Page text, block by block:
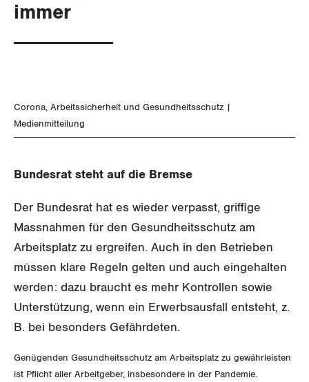
Verteilung
SOZIALPOLITIK
Arbeitslosenversicherung
Unfallversicherung
Gesundheit
Verkehr
Kommunikation und Medien
GLEICHSTELLUNG
Schweiz
Landesstreik
SERVICE
GEWERKSCHAFTSMITGLIED WERDEN
WEITERBILDUNG
DER SGB
WIR ÜBER UNS
immer
Corona Arbeitssicherheit und Gesundheitsschutz
Medienmitteilung
Bundesrat steht auf die Bremse
Der Bundesrat hat es wieder verpasst, griffige
Massnahmen für den Gesundheitsschutz am
Arbeitsplatz zu ergreifen. Auch in den Betrieben
müssen klare Regeln gelten und auch eingehalten
werden: dazu braucht es mehr Kontrollen sowie
Unterstützung, wenn ein Erwerbsausfall entsteht, z.
B. bei besonders Gefährdeten.
Genügenden Gesundheitsschutz am Arbeitsplatz zu gewährleisten
ist Pflicht aller Arbeitgeber, insbesondere in der Pandemie.